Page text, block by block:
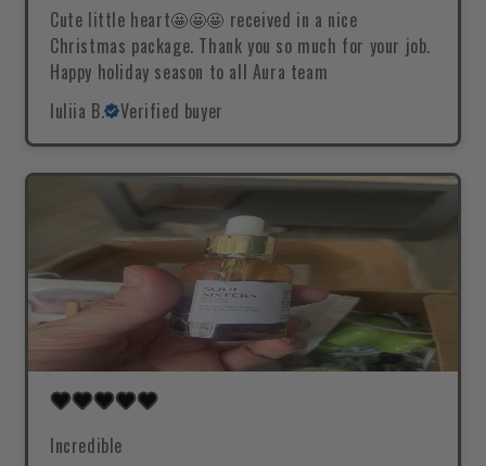
Cute little heart🤩🤩🤩 received in a nice
Christmas package. Thank you so much for your job.
Happy holiday season to all Aura team
Iuliia B.
Verified buyer
Incredible